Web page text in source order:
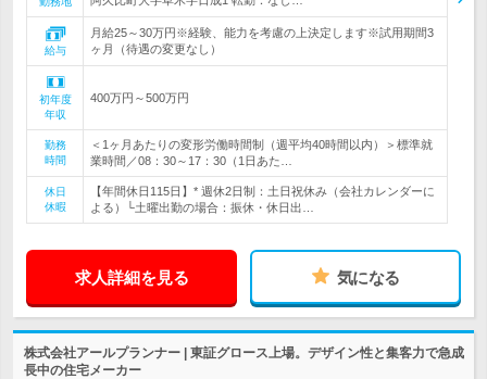
給与
月給25～30万円※経験、能力を考慮の上決定します※試用期間3
ヶ月（待遇の変更なし）
初年度
年収
400万円～500万円
勤務
時間
＜1ヶ月あたりの変形労働時間制（週平均40時間以内）＞標準就
業時間／08：30～17：30（1日あた…
休日
休暇
【年間休日115日】* 週休2日制：土日祝休み（会社カレンダーに
よる）└土曜出勤の場合：振休・休日出…
求人詳細を見る 気になる
株式会社アールプランナー | 東証グロース上場。デザイン性と集客力で急成
長中の住宅メーカー